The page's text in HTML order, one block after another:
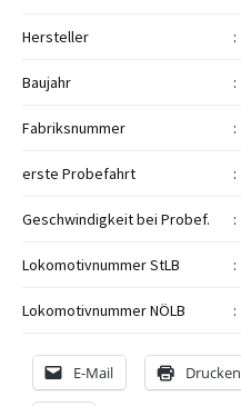
Hersteller :
Baujahr :
Fabriksnummer :
erste Probefahrt :
Geschwindigkeit bei Probef. :
Lokomotivnummer StLB :
Lokomotivnummer NÖLB :
E-Mail Drucken